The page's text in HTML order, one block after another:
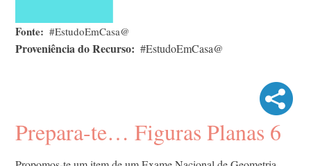
Fonte #EstudoEmCasa@
Proveniência do Recurso #EstudoEmCasa@
Prepara-te… Figuras Planas 6